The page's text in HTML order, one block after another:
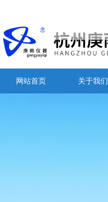
网站首页 关于我们